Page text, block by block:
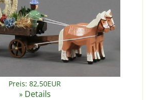
Preis: 82,50EUR
» Details